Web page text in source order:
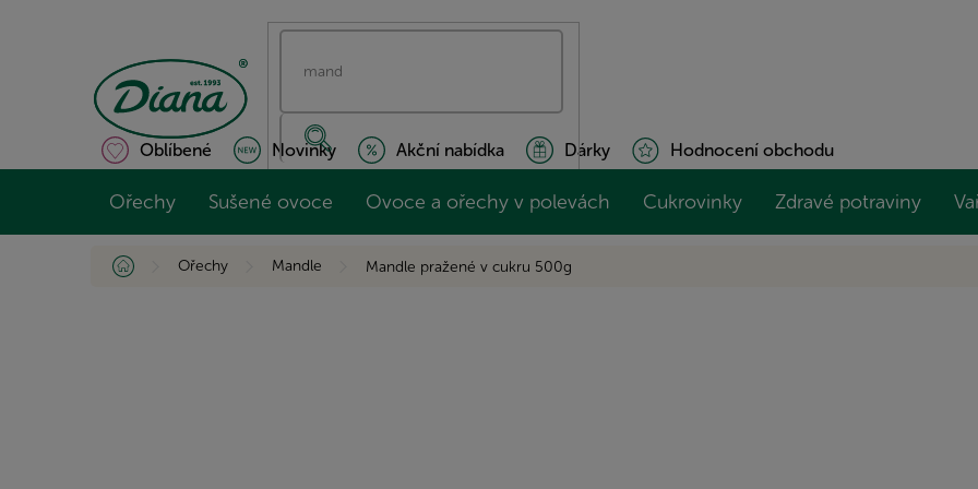
Oblíbené Novinky Akční nabídka Dárky Hodnocení obchodu
Ořechy Sušené ovoce Ovoce a ořechy v polevách Cukrovinky Zdravé potraviny
Domů Ořechy Mandle Mandle pražené v cukru 500g